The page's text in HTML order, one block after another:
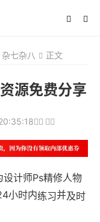
杂七杂八 正文
源免费分享
计师Ps精修人物
小时内练习并及时